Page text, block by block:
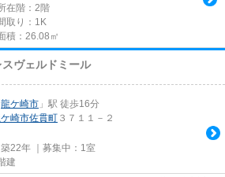
在階：2階
取り：1K
積：26.08㎡
スヴェルドミール
龍ケ崎市 」駅 徒歩16分
崎市佐貫町 ３７１１－２
22年 ｜募集中： 1室
建